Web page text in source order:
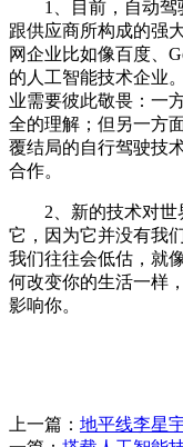
1、目前，自动驾
跟供应商所构成的强
网企业比如像百度、
的人工智能技术企业
业需要彼此敬畏：一
全的理解；但另一方
覆结局的自行驾驶技
合作。
2、新的技术对世
它，因为它并没有我
我们往往会低估，就
何改变你的生活一样
影响你。
上一篇： 地平线李星